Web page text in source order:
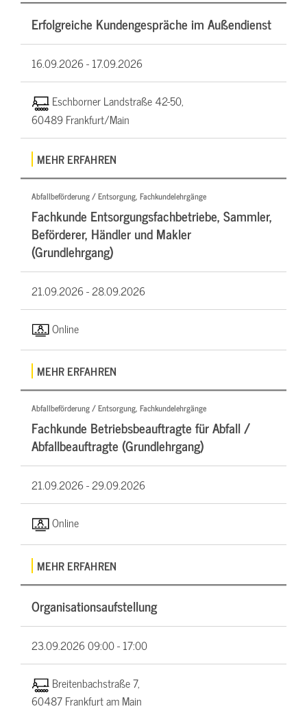
Erfolgreiche Kundengespräche im Außendienst
16.09.2026 -17.09.2026
Eschborner Landstraße 42-50,
60489 Frankfurt/Main
MEHR ERFAHREN
Abfallbeförderung / Entsorgung, Fachkundelehrgänge
Fachkunde Entsorgungsfachbetriebe, Sammler,
Beförderer, Händler und Makler
(Grundlehrgang)
21.09.2026 -28.09.2026
Online
MEHR ERFAHREN
Abfallbeförderung / Entsorgung, Fachkundelehrgänge
Fachkunde Betriebsbeauftragte für Abfall /
Abfallbeauftragte (Grundlehrgang)
21.09.2026 -29.09.2026
Online
MEHR ERFAHREN
Organisationsaufstellung
23.09.202609:00 - 17:00
Breitenbachstraße 7,
60487 Frankfurt am Main